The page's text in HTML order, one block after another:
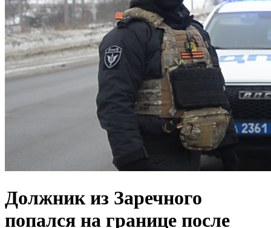
Должник из Заречного
попался на границе после